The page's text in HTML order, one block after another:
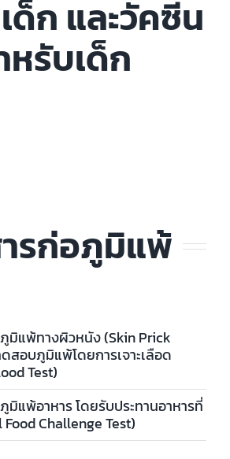
ด็ก และวัคซีน
หรับเด็ก
รก่อภูมิแพ้
มิแพ้ทางผิวหนัง (Skin Prick
สอบภูมิแพ้โดยการเจาะเลือด
Test)
แพ้อาหาร โดยรับประทานอาหารที่
Challenge Test)